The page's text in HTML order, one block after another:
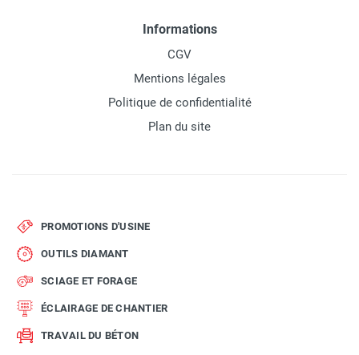
Informations
CGV
Mentions légales
Politique de confidentialité
Plan du site
PROMOTIONS D'USINE
OUTILS DIAMANT
SCIAGE ET FORAGE
ÉCLAIRAGE DE CHANTIER
TRAVAIL DU BÉTON